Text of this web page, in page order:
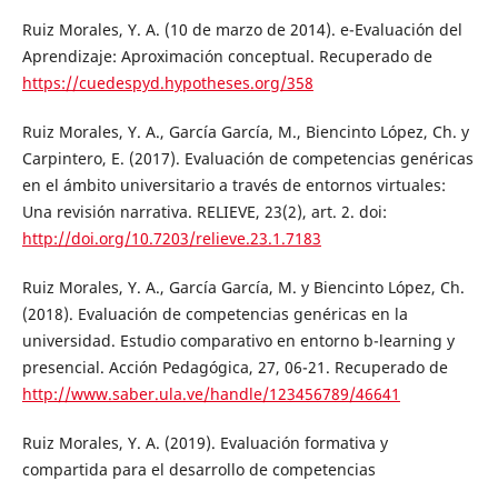
Ruiz Morales, Y. A. (10 de marzo de 2014). e-Evaluación del
Aprendizaje: Aproximación conceptual. Recuperado de
https://cuedespyd.hypotheses.org/358
Ruiz Morales, Y. A., García García, M., Biencinto López, Ch. y
Carpintero, E. (2017). Evaluación de competencias genéricas
en el ámbito universitario a través de entornos virtuales:
Una revisión narrativa. RELIEVE, 23(2), art. 2. doi:
http://doi.org/10.7203/relieve.23.1.7183
Ruiz Morales, Y. A., García García, M. y Biencinto López, Ch.
(2018). Evaluación de competencias genéricas en la
universidad. Estudio comparativo en entorno b-learning y
presencial. Acción Pedagógica, 27, 06-21. Recuperado de
http://www.saber.ula.ve/handle/123456789/46641
Ruiz Morales, Y. A. (2019). Evaluación formativa y
compartida para el desarrollo de competencias